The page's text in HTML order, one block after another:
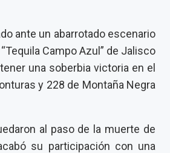
ante un abarrotado escenario
Campo Azul” de Jalisco
una soberbia victoria en el
y 228 de Montaña Negra
al paso de la muerte de
su participación con una